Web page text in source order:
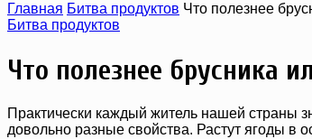
Главная Битва продуктов Что полезнее
Битва продуктов
Что полезнее брусника
Практически каждый житель нашей страны
довольно разные свойства. Растут ягоды в